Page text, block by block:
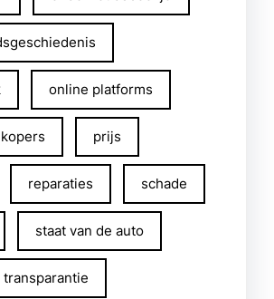
online platforms
prijs
reparaties schade
staat van de auto
transparantie